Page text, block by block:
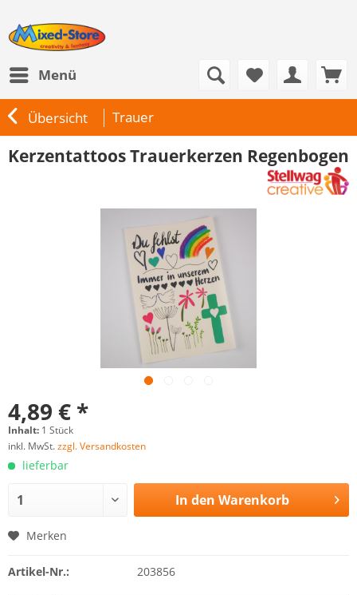
Menü
Übersicht Trauer
Kerzentattoos Trauerkerzen Regenbogen
4,89 € *
Inhalt: 1 Stück
inkl. MwSt.zzgl. Versandkosten
lieferbar
In den Warenkorb
Merken
Artikel-Nr.: 203856